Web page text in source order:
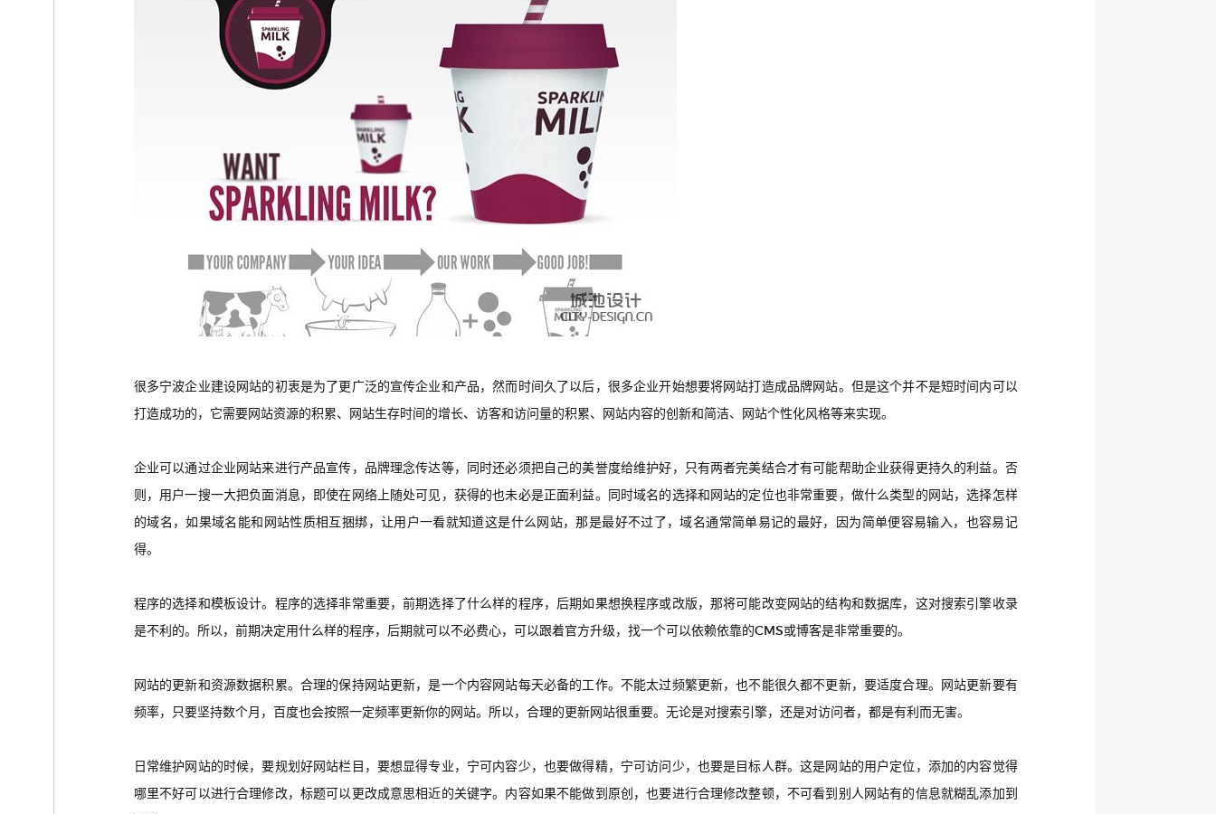
很多宁波企业建设网站的初衷是为了更广泛的宣传企业和产品，然而时间久了以后，很多企业开始想要将网站打造成品牌网站。但是这个并不是短时间内可以
打造成功的，它需要网站资源的积累、网站生存时间的增长、访客和访问量的积累、网站内容的创新和简洁、网站个性化风格等来实现。
企业可以通过企业网站来进行产品宣传，品牌理念传达等，同时还必须把自己的美誉度给维护好，只有两者完美结合才有可能帮助企业获得更持久的利益。否
则，用户一搜一大把负面消息，即使在网络上随处可见，获得的也未必是正面利益。同时域名的选择和网站的定位也非常重要，做什么类型的网站，选择怎样
的域名，如果域名能和网站性质相互捆绑，让用户一看就知道这是什么网站，那是最好不过了，域名通常简单易记的最好，因为简单便容易输入，也容易记
得。
程序的选择和模板设计。程序的选择非常重要，前期选择了什么样的程序，后期如果想换程序或改版，那将可能改变网站的结构和数据库，这对搜索引擎收录
是不利的。所以，前期决定用什么样的程序，后期就可以不必费心，可以跟着官方升级，找一个可以依赖依靠的CMS或博客是非常重要的。
网站的更新和资源数据积累。合理的保持网站更新，是一个内容网站每天必备的工作。不能太过频繁更新，也不能很久都不更新，要适度合理。网站更新要有
频率，只要坚持数个月，百度也会按照一定频率更新你的网站。所以，合理的更新网站很重要。无论是对搜索引擎，还是对访问者，都是有利而无害。
日常维护网站的时候，要规划好网站栏目，要想显得专业，宁可内容少，也要做得精，宁可访问少，也要是目标人群。这是网站的用户定位，添加的内容觉得
哪里不好可以进行合理修改，标题可以更改成意思相近的关键字。内容如果不能做到原创，也要进行合理修改整顿，不可看到别人网站有的信息就糊乱添加到